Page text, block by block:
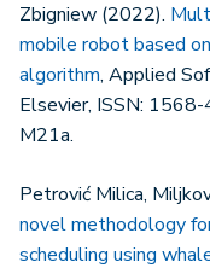
Zbigniew (2022).
mobile robot based
algorithm, Applied
Elsevier, ISSN:
M21a.
Petrović Milica,
novel methodology
scheduling using